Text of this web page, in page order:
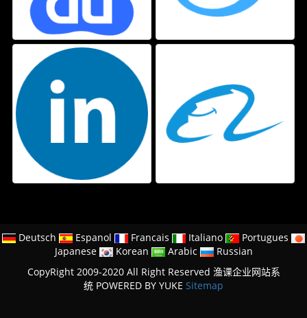
Deutsch Espanol Francais Italiano
Portugues
Japanese
Korean Arabic
Russian
CopyRight 2009-2020 All Right Reserved 渔课企业网站系
统 POWERED BY YUKE Sitemap